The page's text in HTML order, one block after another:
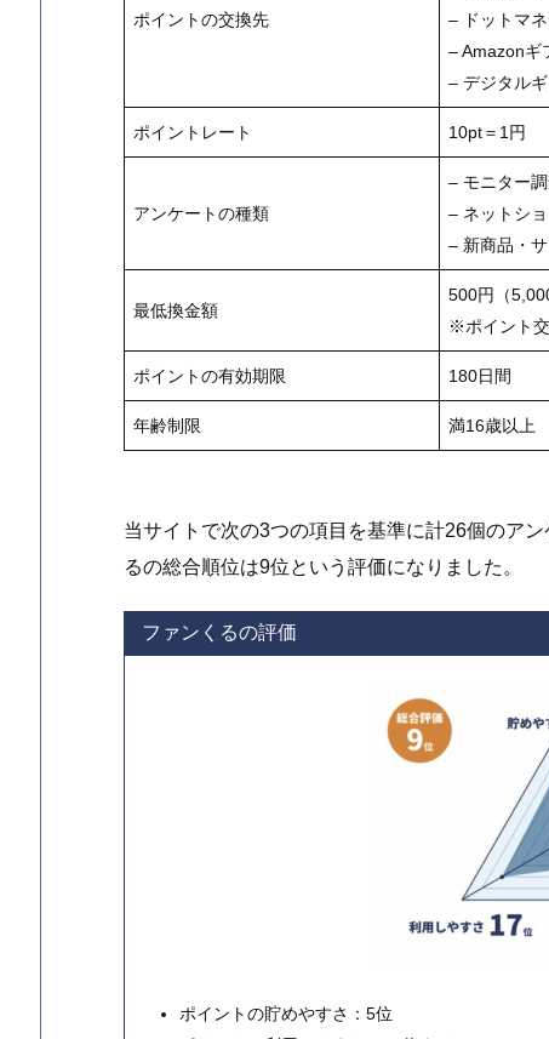
ポイントの交換先
– ドットマ
– Amazonギ
– デジタルギ
ポイントレート 10pt＝1円
アンケートの種類
– モニター
– ネットシ
– 新商品・
最低換金額
500円（
※ポイント
ポイントの有効期限 180日間
年齢制限 満16歳以上
当サイトで次の3つの項目を基準に計26個のア
るの総合順位は9位という評価になりました。
ファンくるの評価
ポイントの貯めやすさ：5位